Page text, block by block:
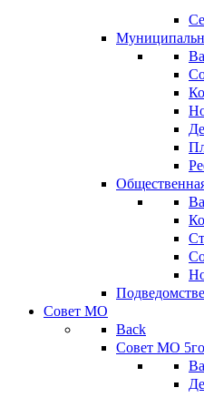
Совет МО
Back
Совет МО 5го